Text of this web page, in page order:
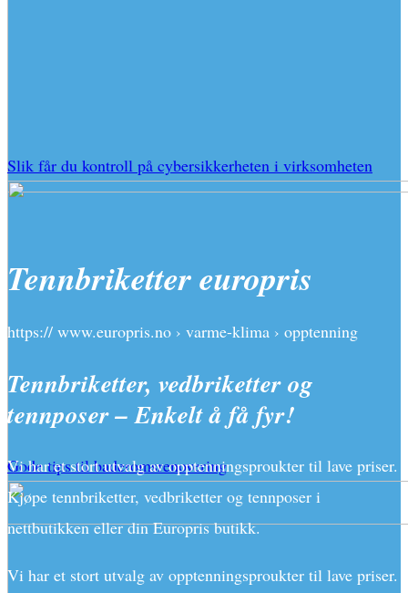
Slik får du kontroll på cybersikkerheten i virksomheten
Gode tips til baderomsrenovering
Tennbriketter europris
https:// www.europris.no › varme-klima › opptenning
Tennbriketter, vedbriketter og
tennposer – Enkelt å få fyr!
Vi har et stort utvalg av opptenningsproukter til lave priser.
Kjøpe tennbriketter, vedbriketter og tennposer i
nettbutikken eller din Europris butikk.
Vi har et stort utvalg av opptenningsproukter til lave priser.